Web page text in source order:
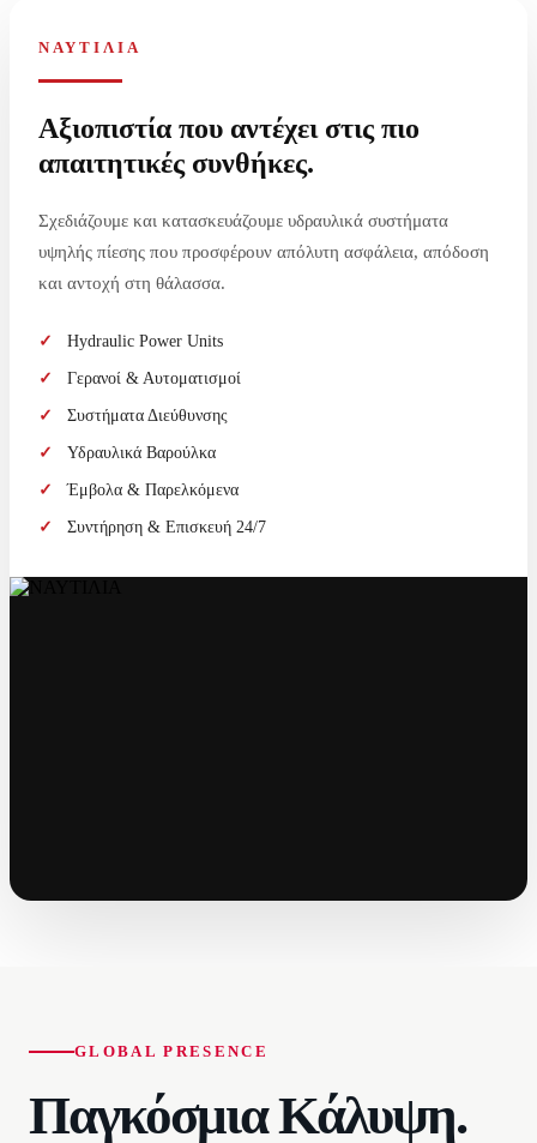
ΝΑΥΤΙΛΙΑ
Αξιοπιστία που αντέχει στις πιο
απαιτητικές συνθήκες.
Σχεδιάζουμε και κατασκευάζουμε υδραυλικά συστήματα
υψηλής πίεσης που προσφέρουν απόλυτη ασφάλεια, απόδοση
και αντοχή στη θάλασσα.
Hydraulic Power Units
Γερανοί & Αυτοματισμοί
Συστήματα Διεύθυνσης
Υδραυλικά Βαρούλκα
Έμβολα & Παρελκόμενα
Συντήρηση & Επισκευή 24/7
GLOBAL PRESENCE
Παγκόσμια Κάλυψη.